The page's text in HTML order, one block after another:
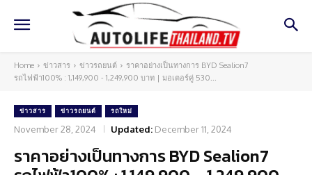
Home ข่าวสาร ข่าวรถยนต์
ราคาอย่างเป็นทางการ BYD Sealion7
รถไฟฟ้า100% : 1,149,900 - 1,249,900 บาท | มอเตอร์คู่ 530...
ข่าวสาร ข่าวรถยนต์ รถใหม่
November 28, 2024 Updated: December 11, 2024
ราคาอย่างเป็นทางการ BYD Sealion7